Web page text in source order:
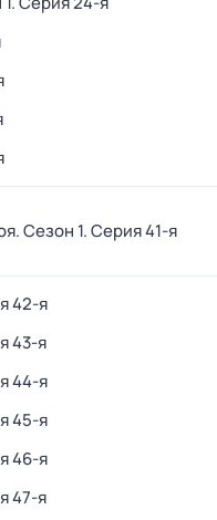
. Сезон 1. Серия 41-я
42-я
43-я
44-я
45-я
46-я
47-я